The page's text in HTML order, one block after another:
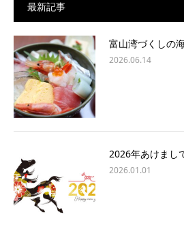
最新記事
富山湾づくしの
2026.06.14
2026年あけまし
2026.01.01